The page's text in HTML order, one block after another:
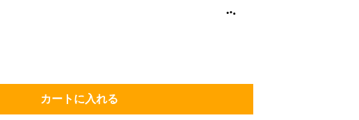
カートに入れる